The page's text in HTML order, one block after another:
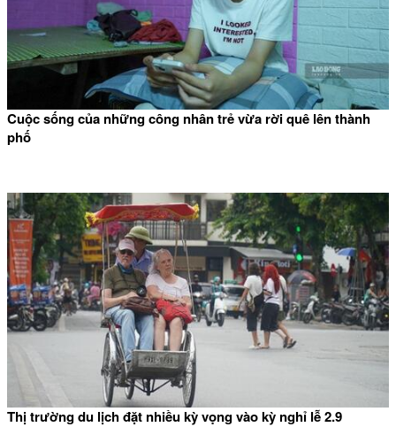
Cuộc sống của những công nhân trẻ vừa rời quê lên thành
phố
Thị trường du lịch đặt nhiều kỳ vọng vào kỳ nghỉ lễ 2.9